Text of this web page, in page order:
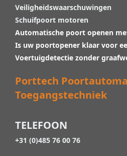
Veiligheidswaarschuwingen
Schuifpoort motoren
Automatische poort openen
Is uw poortopener klaar voor
Voertuigdetectie zonder
Porttech
Toegangstechniek
TELEFOON
+31 (0)485 76 00 76